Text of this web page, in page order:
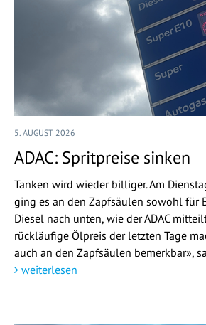
5. AUGUST 2026
ADAC: Spritpreise sinken
Tanken wird wieder billiger. Am
ging es an den Zapfsäulen sowohl für
Diesel nach unten, wie der ADAC
rückläufige Ölpreis der letzten Tage
auch an den Zapfsäulen bemerkbar»,
weiterlesen